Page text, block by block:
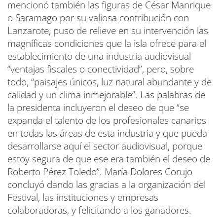
mencionó también las figuras de César Manrique
o Saramago por su valiosa contribución con
Lanzarote, puso de relieve en su intervención las
magníficas condiciones que la isla ofrece para el
establecimiento de una industria audiovisual
“ventajas fiscales o conectividad”, pero, sobre
todo, “paisajes únicos, luz natural abundante y de
calidad y un clima inmejorable”. Las palabras de
la presidenta incluyeron el deseo de que “se
expanda el talento de los profesionales canarios
en todas las áreas de esta industria y que pueda
desarrollarse aquí el sector audiovisual, porque
estoy segura de que ese era también el deseo de
Roberto Pérez Toledo”. María Dolores Corujo
concluyó dando las gracias a la organización del
Festival, las instituciones y empresas
colaboradoras, y felicitando a los ganadores.